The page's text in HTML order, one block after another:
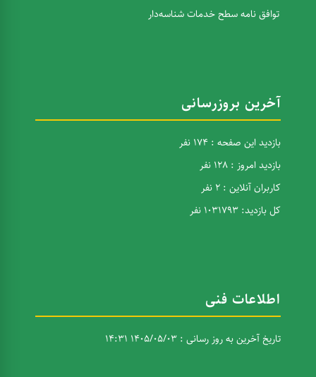
توافق نامه سطح خدمات شناسه‌دار
آخرین بروزرسانی
بازدید این صفحه : 174 نفر
بازدید امروز : 128 نفر
کاربران آنلاین : 2 نفر
کل بازدید: 1031793 نفر
اطلاعات فنی
تاریخ آخرین به روز رسانی : 1405/05/03 14:31